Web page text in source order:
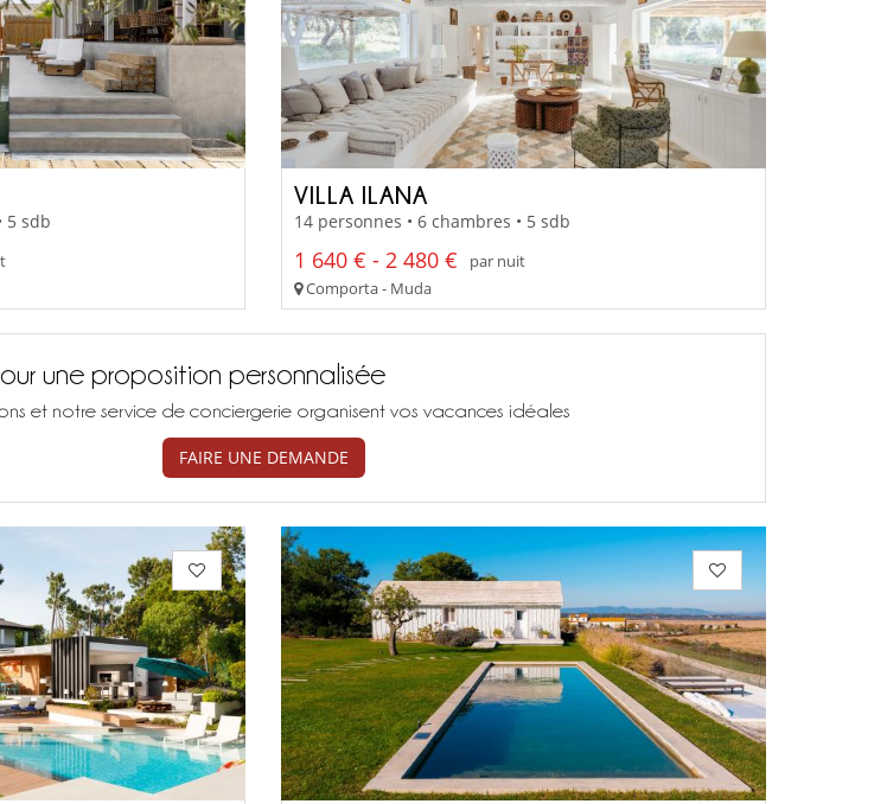
5 sdb
VILLA ILANA
14 personnes • 6 chambres • 5 sdb
1 640 € - 2 480 €
par nuit
Comporta - Muda
une proposition personnalisée
et notre service de conciergerie organisent vos vacances idéales
FAIRE UNE DEMANDE